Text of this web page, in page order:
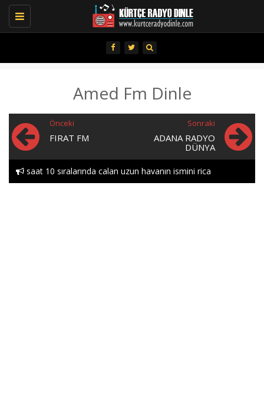
Toggle
navigation
Amed Fm Dinle
Önceki
FIRAT FM
Sonraki
ADANA RADYO
DÜNYA
saat 10 sıralarında calan uzun havanın ismini rica